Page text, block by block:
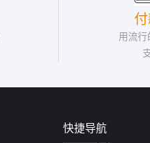
用流
快捷导航